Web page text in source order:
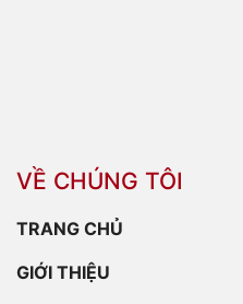
VỀ CHÚNG TÔI
TRANG CHỦ
GIỚI THIỆU